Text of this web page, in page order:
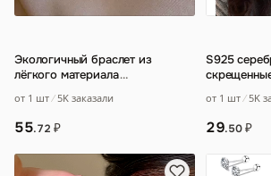
Экологичный браслет из
лёгкого материала…
от 1 шт 5K заказали
55.72 ₽
S925
нишевые
от 1 шт 5K
29.50₽